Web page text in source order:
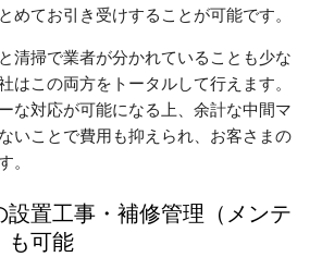
めてお引き受けすることが可能です。
清掃で業者が分かれていることも少な
はこの両方をトータルして行えます。
な対応が可能になる上、余計な中間マ
いことで費用も抑えられ、お客さまの
。
設置工事・補修管理（メンテ
も可能